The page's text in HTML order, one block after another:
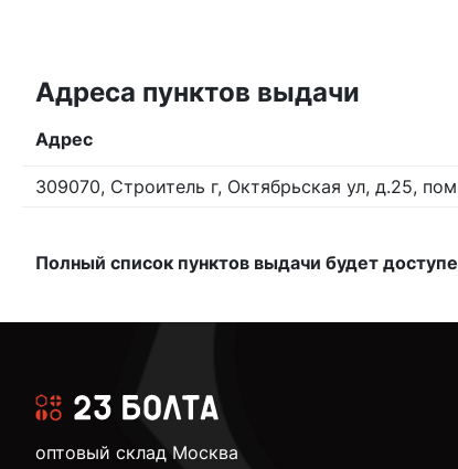
Адреса пунктов выдачи
Адрес
309070, Строитель г, Октябрьская ул, д.25,
Полный список пунктов выдачи будет
оптовый склад Москва